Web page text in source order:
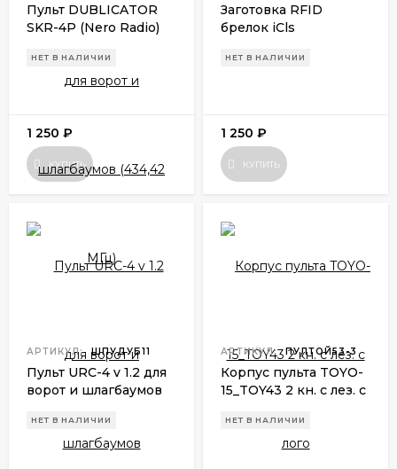
Пульт DUBLICATOR
SKR-4P (Nero Radio)
шлагбаумов (434,42
НЕТ В НАЛИЧИИ
1 250 ₽
КУПИТЬ
Заготовка RFID
брелок iCls
НЕТ В НАЛИЧИИ
1 250 ₽
КУПИТЬ
АРТИКУЛ: ШПУДУБ11
Пульт URC-4 v 1.2 для
ворот и шлагбаумов
НЕТ В НАЛИЧИИ
АРТИКУЛ: ПУЛТОЙ53-3
Корпус пульта TOYO-
15 TOY43 2 кн. с лез. c
НЕТ В НАЛИЧИИ